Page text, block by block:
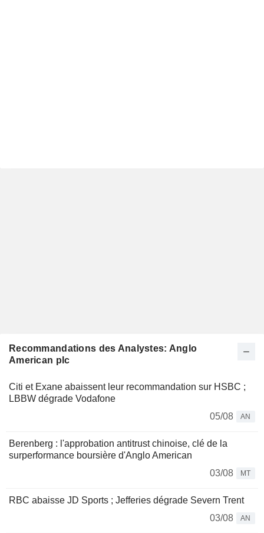
Recommandations des Analystes: Anglo
American plc
Citi et Exane abaissent leur recommandation sur HSBC ;
LBBW dégrade Vodafone
05/08
AN
Berenberg : l'approbation antitrust chinoise, clé de la
surperformance boursière d'Anglo American
03/08
MT
RBC abaisse JD Sports ; Jefferies dégrade Severn Trent
03/08
AN